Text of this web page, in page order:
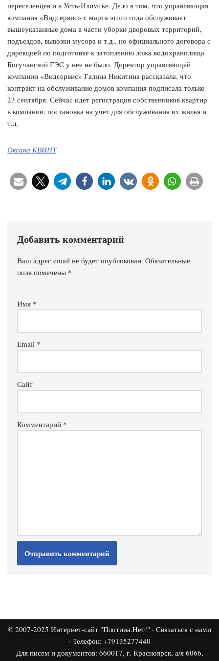
переселенцев и в Усть-Илимске. Дело в том, что управляющая
компания «Видсервис» с марта этого года обслуживает
вышеуказанные дома в части уборки дворовых территорий,
подъездов, вывозки мусора и т.д., но официального договора с
дирекцией по подготовке к затоплению ложа водохранилища
Богучанской ГЭС у нее не было. Директор управляющей
компании «Видсервис» Галина Никитина рассказала, что
контракт на обслуживание домов компания подписала только
23 сентября. Сейчас идет регистрация собственников квартир
в компании, постановка на учет для обслуживания их жилья и
т.д.
Оксана КВИНТ
Добавить комментарий
Ваш адрес email не будет опубликован. Обязательные
поля помечены *
Имя *
Email *
Сайт
Комментарий *
© 2007-2025 Интернет-сайт "Плотина.Нет!" · Связаться с нами
· Телефон: +79135277440
Для писем и документов: 660017, г. Красноярск, а/я 6066,